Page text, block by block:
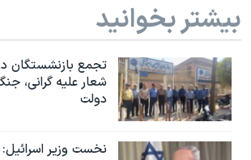
اعتراضات مردمی آبان ۹۸
اسرائیل در جنگ
نرگس محمدی برنده جایزه نوبل صلح
همایش محافظه‌کاران آمریکا «سی‌پک»
بیشتر بخوانید
تجمع بازنشستگان
شعار علیه گرانی،
دولت
نخست وزیر اسرائيل: